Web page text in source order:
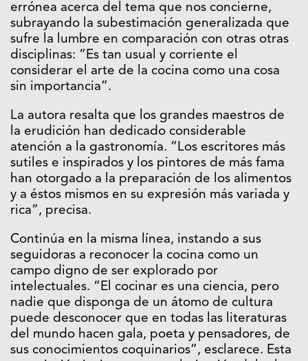
errónea acerca del tema que nos concierne,
subrayando la subestimación generalizada que
sufre la lumbre en comparación con otras otras
disciplinas: “Es tan usual y corriente el
considerar el arte de la cocina como una cosa
sin importancia”.
La autora resalta que los grandes maestros de
la erudición han dedicado considerable
atención a la gastronomía. “Los escritores más
sutiles e inspirados y los pintores de más fama
han otorgado a la preparación de los alimentos
y a éstos mismos en su expresión más variada y
rica”, precisa.
Continúa en la misma línea, instando a sus
seguidoras a reconocer la cocina como un
campo digno de ser explorado por
intelectuales. “El cocinar es una ciencia, pero
nadie que disponga de un átomo de cultura
puede desconocer que en todas las literaturas
del mundo hacen gala, poeta y pensadores, de
sus conocimientos coquinarios”, esclarece. Esta